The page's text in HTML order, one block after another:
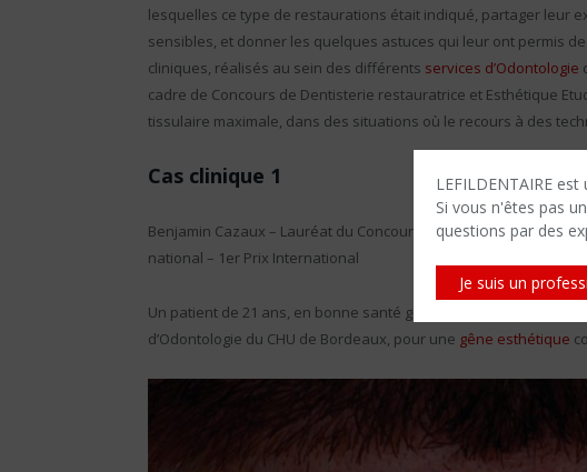
LEFILDENTAIRE
Si vous n'êtes​ pas
questions par des
Je suis un
lesquelles ce type de restaurations était indiqué, partager leur
sensibles, et donner les quelques astuces qui leur ont permis
cliniques, réalisés au sein des différents services d’Odontologie
cadre de Concours de Dentisterie restauratrice et Esthétique
tissulaire maximale, dans des situations où le recours à des
Cas clinique 1
Benjamin Cazaux – Lauréat du Concours essentia Academic
national – 1er Prix International
Un patient de 21 ans, en bonne santé générale, non-fumeur,
d’Odontologie du CHU de Bordeaux, pour une gêne esthétique